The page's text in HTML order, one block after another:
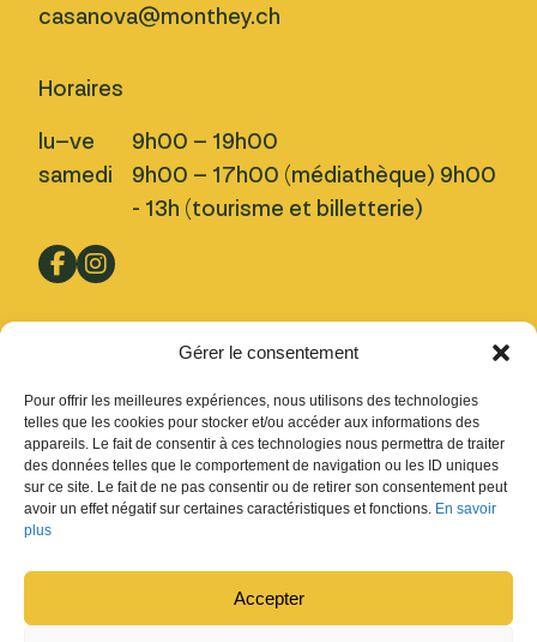
Gérer le consentement
Pour offrir les meilleures expériences, nous utilisons des technologies
telles que les cookies pour stocker et/ou accéder aux informations des
appareils. Le fait de consentir à ces technologies nous permettra de traiter
des données telles que le comportement de navigation ou les ID uniques
sur ce site. Le fait de ne pas consentir ou de retirer son consentement peut
avoir un effet négatif sur certaines caractéristiques et fonctions. En savoir
plus
Accepter
casanova@monthey.ch
Horaires
lu–ve
samedi
9h00 – 19h00
9h00 – 17h00 (médiathèque) 9h00
- 13h (tourisme et billetterie)
Nous trouver
Inscription Newsletter
Fermetures
Design : Ludovic Chappex & Cédric Raccio
Développement :